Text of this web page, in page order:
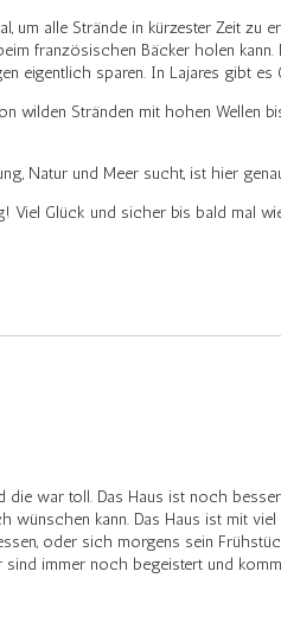
um alle Strände in kürzester Zeit zu
französischen Bäcker holen kann.
eigentlich sparen. In Lajares gibt es
wilden Stränden mit hohen Wellen
Natur und Meer sucht, ist hier
Viel Glück und sicher bis bald mal
die war toll. Das Haus ist noch
wünschen kann. Das Haus ist mit
oder sich morgens sein
immer noch begeistert und